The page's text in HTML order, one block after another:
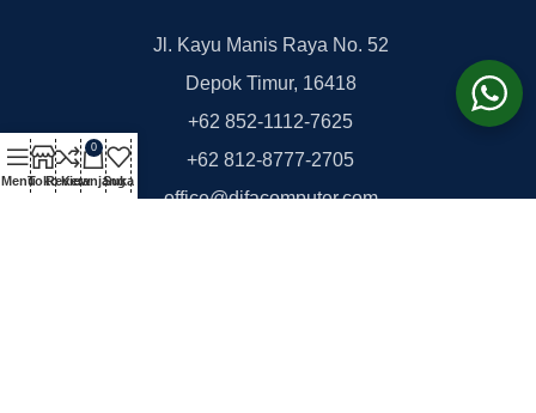
Jl. Kayu Manis Raya No. 52
Depok Timur, 16418
+62 852-1112-7625
+62 812-8777-2705
office@difacomputer.com
MenuTokoReview
0
Keranjang
Suka